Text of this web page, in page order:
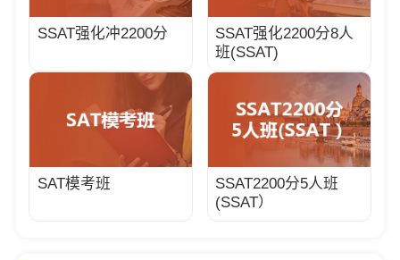
SSAT强化冲2200分
SSAT强化2200分8人
班(SSAT)
SAT模考班
SSAT2200分5人班
(SSAT）